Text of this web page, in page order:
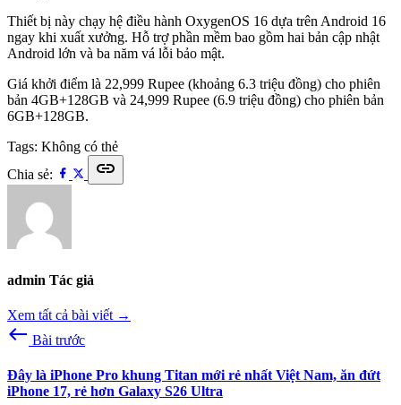
Thiết bị này chạy hệ điều hành OxygenOS 16 dựa trên Android 16
ngay khi xuất xưởng. Hỗ trợ phần mềm bao gồm hai bản cập nhật
Android lớn và ba năm vá lỗi bảo mật.
Giá khởi điểm là 22,999 Rupee (khoảng 6.3 triệu đồng) cho phiên
bản 4GB+128GB và 24,999 Rupee (6.9 triệu đồng) cho phiên bản
6GB+128GB.
Tags: Không có thẻ
Chia sẻ:
link
admin Tác giả
Xem tất cả bài viết →
west Bài trước
Đây là iPhone Pro khung Titan mới rẻ nhất Việt Nam, ăn đứt
iPhone 17, rẻ hơn Galaxy S26 Ultra